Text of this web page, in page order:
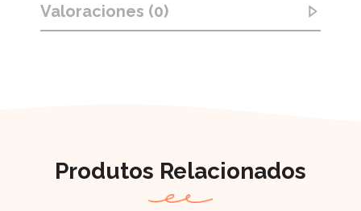
Valoraciones (0)
Produtos Relacionados